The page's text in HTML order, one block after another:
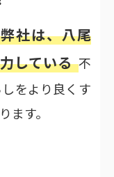
社は、八尾
している 不
をより良くす
ます。